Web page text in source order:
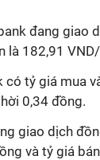
đang giao
là 182,91
có tỷ giá mua
0,34 đồng.
giao dịch
và tỷ giá